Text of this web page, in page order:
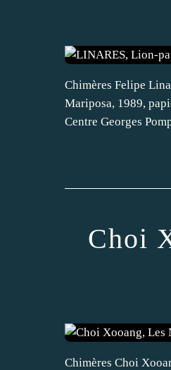
Chimères Felipe
Mariposa, 1989,
Centre Georges
Choi
Chimères Choi